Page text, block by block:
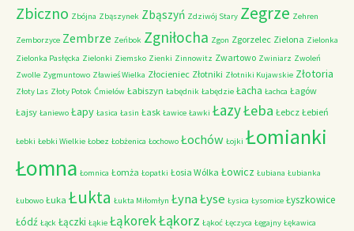
Zbiczno Zbójna Zbąszynek Zbąszyń Zdziwój Stary Zegrze Zehren
Zemborzyce Zembrze Zeńbok Zgniłocha Zgon Zgorzelec Zielona Zielonka
Zielonka Pasłęcka Zielonki Ziemsko Zienki Zinnowitz Zwartowo Zwiniarz Zwoleń
Zwolle Zygmuntowo Zławieś Wielka Złocieniec Złotniki Złotniki Kujawskie Złotoria
Złoty Las Złoty Potok Ćmielów Łabiszyn Łabędnik Łabędzie Łacha Łachca Łagów
Łajsy Łaniewo Łapy Łasica Łasin Łask Ławice Ławki ŁazyŁeba Łebcz Łebień
Łebki Łebki Wielkie Łobez Łobżenica Łochowo Łochów Łojki Łomianki
Łomna Łomnica Łomża Łopatki Łosia Wólka Łowicz Łubiana Łubianka
Łubowo Łuka Łukta Łukta Miłomłyn ŁynaŁyse Łysica Łysomice Łyszkowice
Łódź Łąck Łączki Łąkie ŁąkorekŁąkorz Łąkoć Łęczyca Łęgajny Łękawica